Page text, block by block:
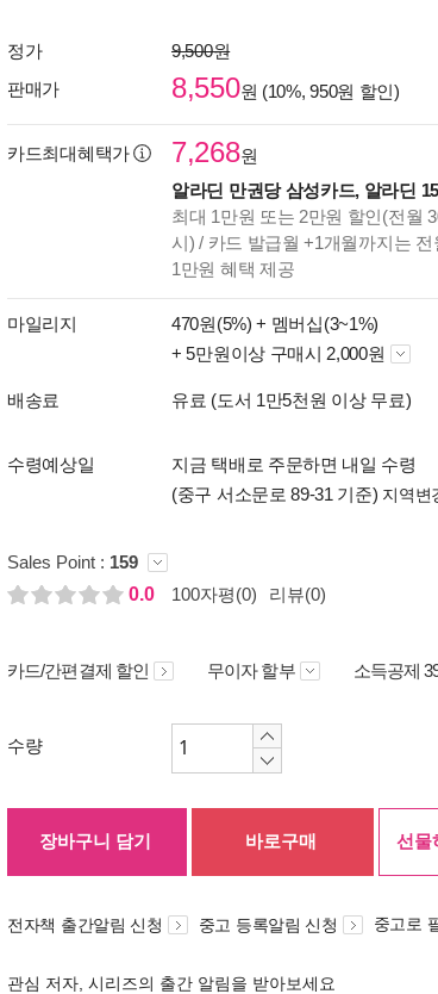
정가
9,500원
판매가
8,550원 (10%, 950원 할인)
카드최대혜택가 7,268원
알라딘 만권당 삼성카드, 알라딘
최대 1만원 또는 2만원 할인(전월
시) / 카드 발급월 +1개월까지는
1만원 혜택 제공
마일리지 470원(5%) + 멤버십(3~1%)
+ 5만원이상 구매시 2,000원
배송료 유료 (도서 1만5천원 이상 무료)
수령예상일
지금 택배로 주문하면 내일 수령
(중구 서소문로 89-31 기준) 지역변
Sales Point : 159
0.0
100자평(0) 리뷰(0)
카드/간편결제 할인 무이자 할부 소득공제
수량
장바구니 담기 바로구매 선물
전자책 출간알림 신청 중고 등록알림 신청 중고로
관심 저자, 시리즈의 출간 알림을 받아보세요